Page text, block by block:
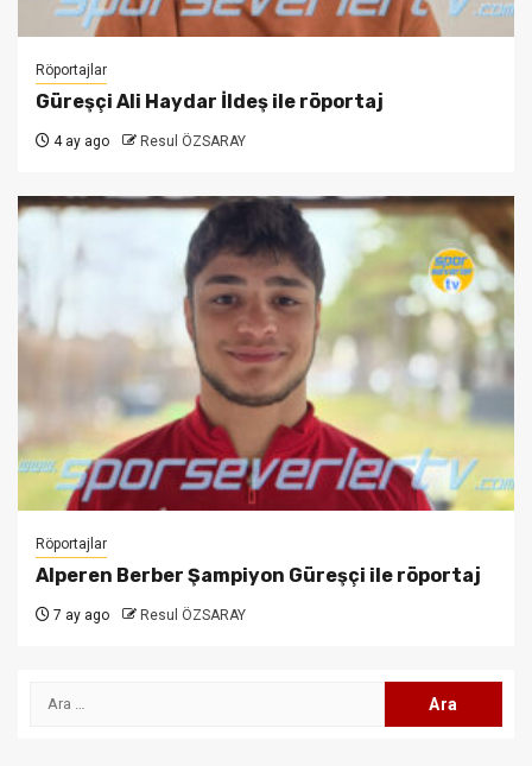
Röportajlar
Güreşçi Ali Haydar İldeş ile röportaj
4 ay ago Resul ÖZSARAY
Röportajlar
Alperen Berber Şampiyon Güreşçi ile röportaj
7 ay ago Resul ÖZSARAY
Arama: